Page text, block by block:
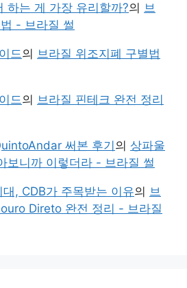
하는 게 가장 유리할까?의 브
- 브라질 썰
드의 브라질 위조지폐 구별법
드의 브라질 핀테크 완전 정리
써본 후기 의 상파울
보니까 이렇더라 - 브라질 썰
, CDB가 주목받는 이유의 브
Direto 완전 정리 - 브라질